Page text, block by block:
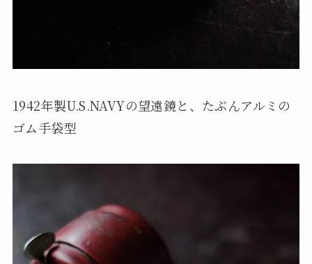
1942年製U.S.NAVYの望遠鏡と、たぶんアルミの
ゴム手袋型